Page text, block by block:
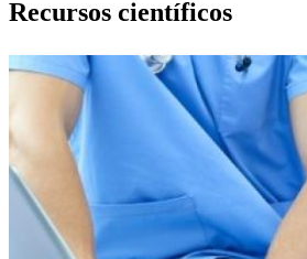
Recursos científicos